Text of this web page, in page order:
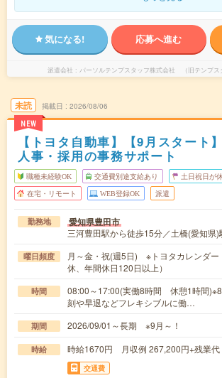
気になる! 応募へ進む
派遣会社 パーソルテンプスタッフ株式会社 （旧テンプス
未読
NEW
掲載日 2026/08/06
【トヨタ自動車】【9月スタート
人事・採用の事務サポート
職種未経験OK 交通費別途支給あり 土日祝日が
在宅・リモート WEB登録OK 派遣
勤務地 愛知県豊田市
三河豊田駅から徒歩15分／土橋(愛知県
曜日頻度
月～金・祝(週5日) ※トヨタカレンダー
休、年間休日120日以上）
時間
08:00～17:00(実働8時間 休憩1時間
刻や早退などフレキシブルに働…
期間 2026/09/01～長期 ※9月～！
時給 時給1670円 月収例 267,200円+残業代
交通費